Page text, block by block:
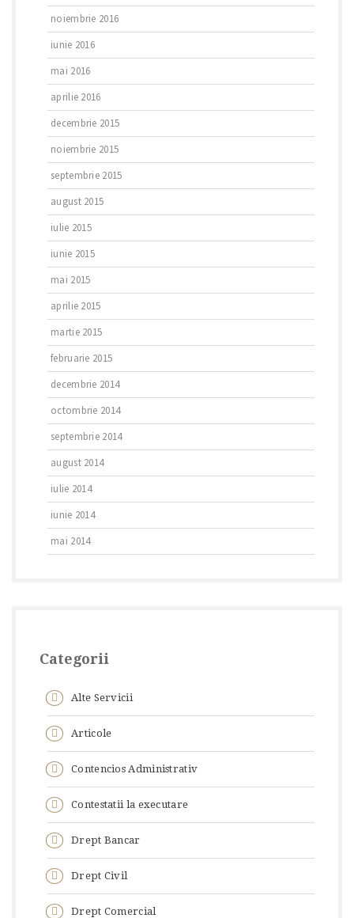
noiembrie 2016
iunie 2016
mai 2016
aprilie 2016
decembrie 2015
noiembrie 2015
septembrie 2015
august 2015
iulie 2015
iunie 2015
mai 2015
aprilie 2015
martie 2015
februarie 2015
decembrie 2014
octombrie 2014
septembrie 2014
august 2014
iulie 2014
iunie 2014
mai 2014
Categorii
Alte Servicii
Articole
Contencios Administrativ
Contestatii la executare
Drept Bancar
Drept Civil
Drept Comercial